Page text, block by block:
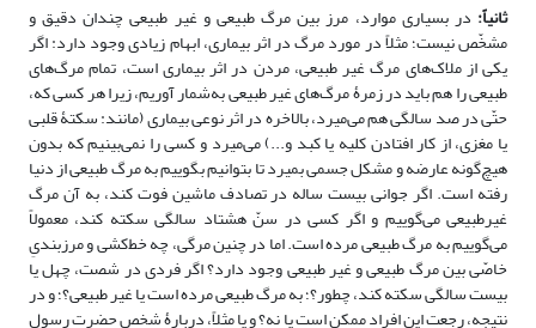
ثانیاً: در بسیاری موارد، مرز بین مرگ طبیعی و غیر طبیعی چندان دقیق و
مشخّص نیست؛ مثلاً در مورد مرگ در اثر بیماری، ابهام زیادی وجود دارد: اگر
یکی از ملاک‌های مرگ غیر طبیعی، مردن در اثر بیماری است، تمام مرگ‌های
طبیعی را هم باید در زمرۀ مرگ‌های غیر طبیعی به‌شمار آوریم، زیرا هر کسی که،
حتّی در صد سالگی هم می‌میرد، بالاخره در اثر نوعی بیماری (مانند: سکتۀ قلبی
یا مغزی، از کار افتادن کلیه یا کبد و...) می‌میرد و کسی را نمی‌بینیم که بدون
هیچ‌گونه عارضه و مشکل جسمی بمیرد تا بتوانیم بگوییم به مرگ طبیعی از دنیا
رفته است. اگر جوانی بیست ساله در تصادف ماشین فوت کند، به آن مرگ
غیرطبیعی می‌گوییم و اگر کسی در سنّ هشتاد سالگی سکته کند، معمولاً
می‌گوییم به مرگ‌ طبیعی مرده است. اما در چنین مرگی، چه خط‌کشی و مرزبندیِ
خاصّی بین مرگ‌ طبیعی و غیر طبیعی وجود دارد؟ اگر فردی در شصت، چهل یا
بیست سالگی سکته کند، چطور؟؛ به مرگ‌ طبیعی مرده است یا غیر طبیعی؟؛ و در
نتیجه، رجعت این افراد ممکن است یا نه؟ و یا مثلاً، دربارۀ شخص حضرت رسول